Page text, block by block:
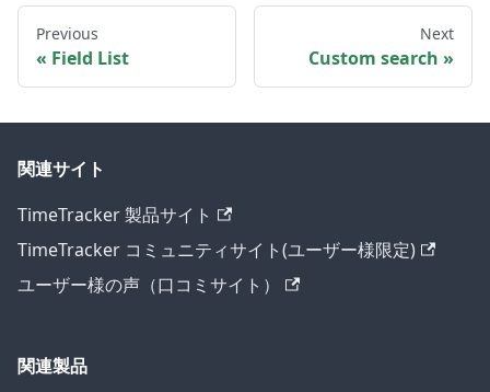
Previous
Field List
Next
Custom search
関連サイト
TimeTracker 製品サイト
TimeTracker コミュニティサイト(ユーザー様限定)
ユーザー様の声（口コミサイト）
関連製品